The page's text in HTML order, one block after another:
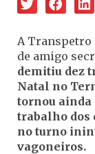
A
de amigo
demitiu dez
Natal no
tornou ainda
trabalho dos
no turno
vagoneiros.